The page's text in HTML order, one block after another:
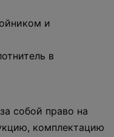
и
в
собой право на
комплектацию